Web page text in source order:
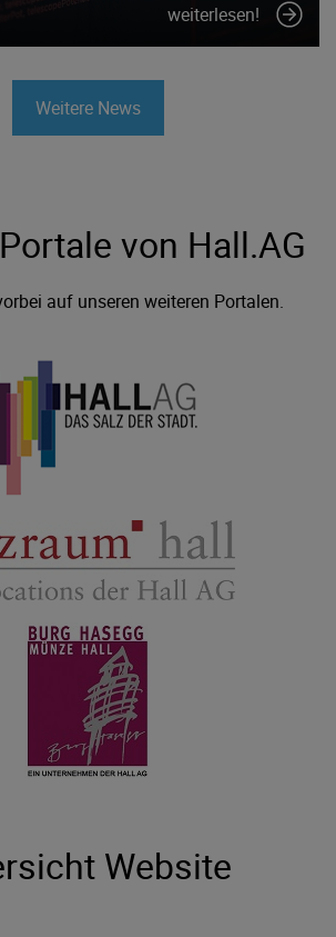
weiterlesen!
Weitere News
von Hall.AG
auf unseren weiteren Portalen.
Website